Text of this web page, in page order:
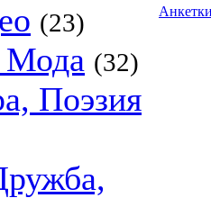
(23)
Мода (32)
Поэзия